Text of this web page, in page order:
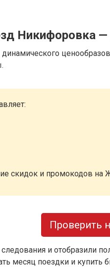
Никифоровка
динамического
скидок и промокодов на
Проверить
и отобразили
месяц поездки и купить